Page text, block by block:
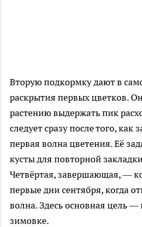
Вторую подкормку дают в
раскрытия первых цветков.
растению выдержать пик
следует сразу после того, как
первая волна цветения. Её
кусты для повторной
Четвёртая, завершающая, —
первые дни сентября, когда
волна. Здесь основная цель —
зимовке.